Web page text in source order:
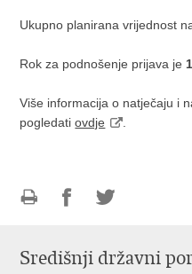
Ukupno planirana vrijednost
Rok za podnošenje prijava je
Više informacija o natječaju i
pogledatiovdje
FacebookuTwitteru
Središnji državni